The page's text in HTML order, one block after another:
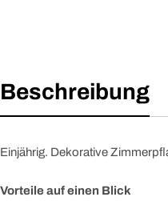
Beschreibung
Einjährig. Dekorative
Vorteile auf einen Blick